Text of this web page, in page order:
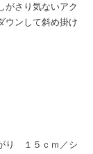
がさり気ないアク
ウンして斜め掛け
１５ｃｍ／シ